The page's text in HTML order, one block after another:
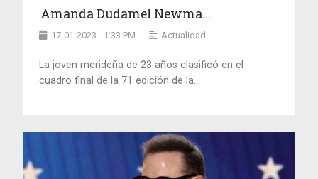
Amanda Dudamel Newma...
17-01-2023 - 1:33 PM Actualidad
La joven merideña de 23 años clasificó en el
cuadro final de la 71 edición de la...